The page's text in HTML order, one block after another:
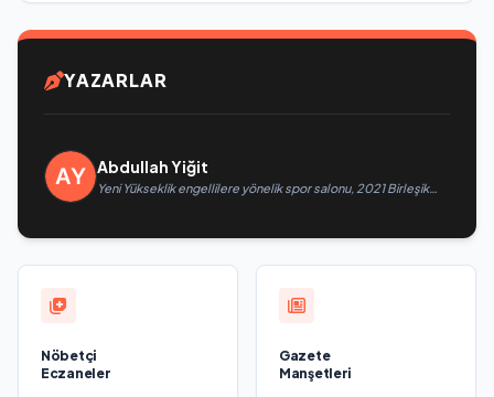
YAZARLAR
Abdullah Yiğit
Yeni Yükseklik engellilere yönelik spor salonu, 2021 Birleşik
Nöbetçi
Eczaneler
Gazete
Manşetleri